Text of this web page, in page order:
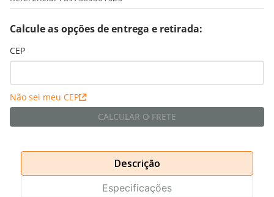
Calcule as opções de entrega e retirada:
CEP
Não sei meu CEP
CALCULAR O FRETE
Descrição
Especificações